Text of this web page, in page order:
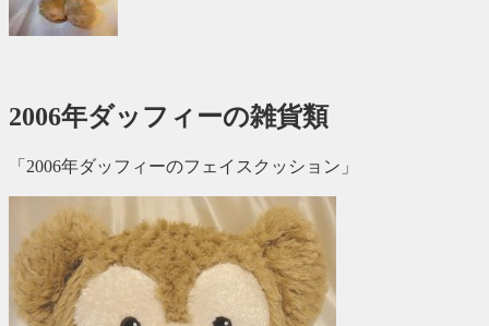
2006年ダッフィーの雑貨類
「2006年ダッフィーのフェイスクッション」